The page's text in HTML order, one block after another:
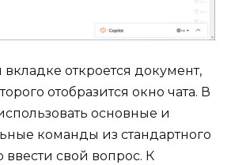
откроется документ,
отобразится окно чата. В
основные и
команды из стандартного
ввести свой вопрос. К